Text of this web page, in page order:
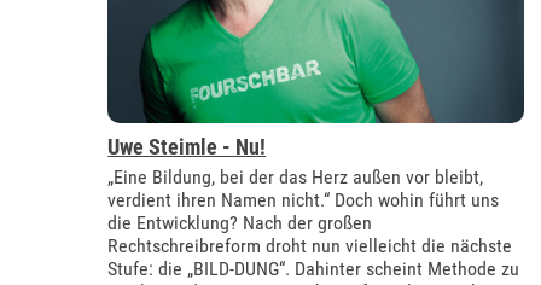
Uwe Steimle - Nu!
„Eine Bildung, bei der das Herz außen vor bleibt,
verdient ihren Namen nicht.“ Doch wohin führt uns
die Entwicklung? Nach der großen
Rechtschreibreform droht nun vielleicht die nächste
Stufe: die „BILD-DUNG“. Dahinter scheint Methode zu